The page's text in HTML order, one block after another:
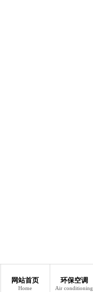
网站首页
Home
环保空调
Air conditioning